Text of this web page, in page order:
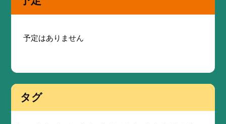
予定はありません
タグ